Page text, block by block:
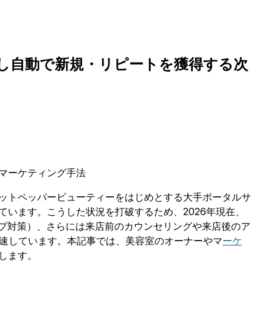
自動で新規・リピートを獲得する次
ペッパービューティーをはじめとする大手ポータルサ
ます。こうした状況を打破するため、2026年現在、
対策）、さらには来店前のカウンセリングや来店後のア
しています。本記事では、美容室のオーナーやマーケ
す。